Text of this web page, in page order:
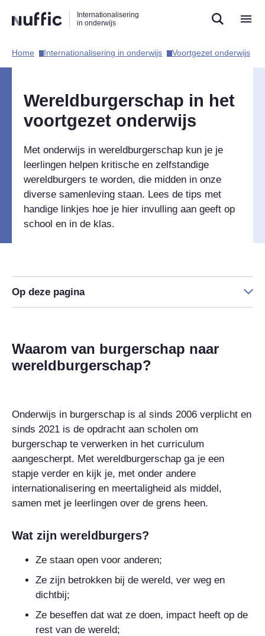
naar
zoekfunctie
naar
hoofdnavigatie
naar
inhoud
Internationalisering
in onderwijs
Hoofdnavigatie
Home​ Internationalisering in onderwijs​ Voortgezet onderwijs​
Wereldburgerschap in het
voortgezet onderwijs
Met onderwijs in wereldburgerschap kun je je
leerlingen helpen kritische en zelfstandige
wereldburgers te worden, die midden in onze
diverse samenleving staan. Lees de tips met
handige linkjes hoe je hier invulling aan geeft op
school en in de klas.
Op deze pagina
Waarom van burgerschap naar
wereldburgerschap?
Onderwijs in burgerschap is al sinds 2006 verplicht en
sinds 2021 is de opdracht aan scholen om
burgerschap te verwerken in het curriculum
aangescherpt. Met wereldburgerschap ga je een
stapje verder en kijk je, met onder andere
internationalisering en meertaligheid als middel,
samen met je leerlingen over de grens heen.
Wat zijn wereldburgers?
Ze staan open voor anderen;
Ze zijn betrokken bij de wereld, ver weg en
dichtbij;
Ze beseffen dat wat ze doen, impact heeft op de
rest van de wereld;